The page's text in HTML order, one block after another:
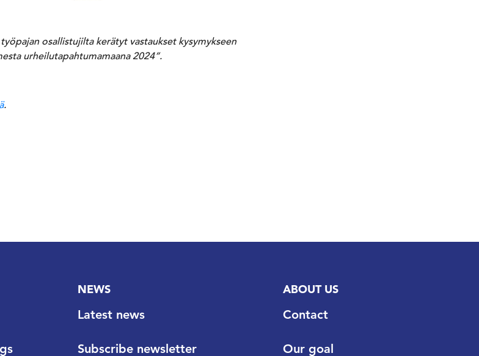
osallistujilta kerätyt vastaukset kysymykseen
urheilutapahtumamaana 2024”.
.
NEWS
Latest news
Subscribe newsletter
ABOUT US
Contact
Our goal